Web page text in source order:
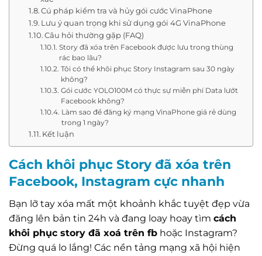
Cú pháp kiểm tra và hủy gói cước VinaPhone
Lưu ý quan trọng khi sử dụng gói 4G VinaPhone
Câu hỏi thường gặp (FAQ)
Story đã xóa trên Facebook được lưu trong thùng
rác bao lâu?
Tôi có thể khôi phục Story Instagram sau 30 ngày
không?
Gói cước YOLO100M có thực sự miễn phí Data lướt
Facebook không?
Làm sao để đăng ký mạng VinaPhone giá rẻ dùng
trong 1 ngày?
Kết luận
Cách khôi phục Story đã xóa trên
Facebook, Instagram cực nhanh
Bạn lỡ tay xóa mất một khoảnh khắc tuyệt đẹp vừa
đăng lên bản tin 24h và đang loay hoay tìm cách
khôi phục story đã xoá trên fb hoặc Instagram?
Đừng quá lo lắng! Các nền tảng mạng xã hội hiện